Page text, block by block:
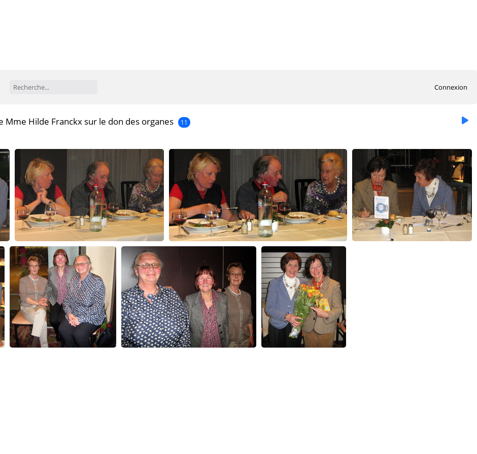
Connexion
Hilde Franckx sur le don des organes 11